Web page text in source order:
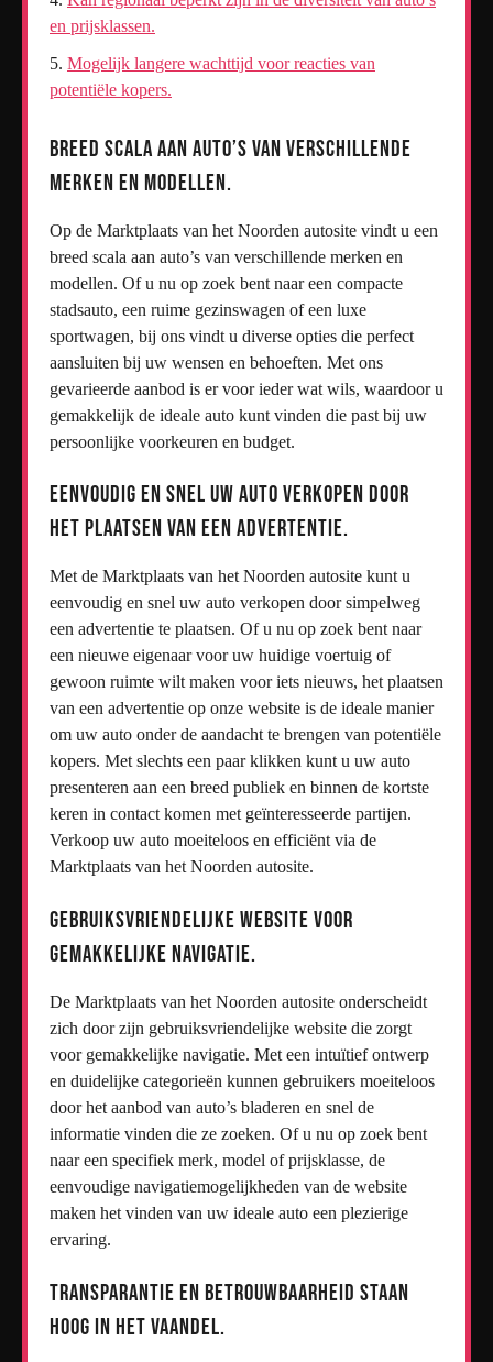
en prijsklassen.
Mogelijk langere wachttijd voor reacties van
potentiële kopers.
Breed scala aan auto’s van verschillende
merken en modellen.
Op de Marktplaats van het Noorden autosite vindt u een
breed scala aan auto’s van verschillende merken en
modellen. Of u nu op zoek bent naar een compacte
stadsauto, een ruime gezinswagen of een luxe
sportwagen, bij ons vindt u diverse opties die perfect
aansluiten bij uw wensen en behoeften. Met ons
gevarieerde aanbod is er voor ieder wat wils, waardoor u
gemakkelijk de ideale auto kunt vinden die past bij uw
persoonlijke voorkeuren en budget.
Eenvoudig en snel uw auto verkopen door
het plaatsen van een advertentie.
Met de Marktplaats van het Noorden autosite kunt u
eenvoudig en snel uw auto verkopen door simpelweg
een advertentie te plaatsen. Of u nu op zoek bent naar
een nieuwe eigenaar voor uw huidige voertuig of
gewoon ruimte wilt maken voor iets nieuws, het plaatsen
van een advertentie op onze website is de ideale manier
om uw auto onder de aandacht te brengen van potentiële
kopers. Met slechts een paar klikken kunt u uw auto
presenteren aan een breed publiek en binnen de kortste
keren in contact komen met geïnteresseerde partijen.
Verkoop uw auto moeiteloos en efficiënt via de
Marktplaats van het Noorden autosite.
Gebruiksvriendelijke website voor
gemakkelijke navigatie.
De Marktplaats van het Noorden autosite onderscheidt
zich door zijn gebruiksvriendelijke website die zorgt
voor gemakkelijke navigatie. Met een intuïtief ontwerp
en duidelijke categorieën kunnen gebruikers moeiteloos
door het aanbod van auto’s bladeren en snel de
informatie vinden die ze zoeken. Of u nu op zoek bent
naar een specifiek merk, model of prijsklasse, de
eenvoudige navigatiemogelijkheden van de website
maken het vinden van uw ideale auto een plezierige
ervaring.
Transparantie en betrouwbaarheid staan
hoog in het vaandel.